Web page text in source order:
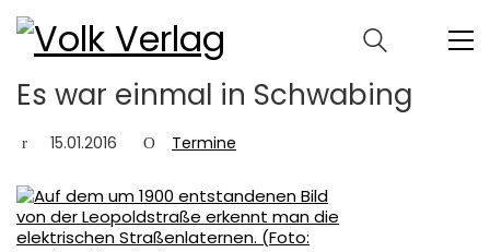
Es war einmal in Schwabing
15.01.2016 Termine